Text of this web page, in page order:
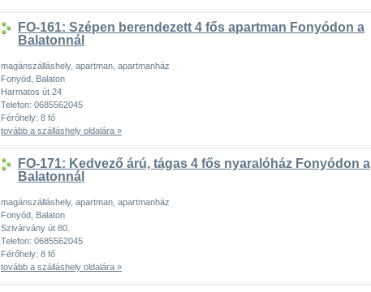
FO-161: Szépen berendezett 4 fős apartman Fonyódon a
Balatonnál
magánszálláshely, apartman, apartmanház
Fonyód, Balaton
Harmatos út 24
Telefon: 0685562045
Férőhely: 8 fő
tovább a szálláshely oldalára »
FO-171: Kedvező árú, tágas 4 fős nyaralóház Fonyódon a
Balatonnál
magánszálláshely, apartman, apartmanház
Fonyód, Balaton
Szivárvány út 80.
Telefon: 0685562045
Férőhely: 8 fő
tovább a szálláshely oldalára »